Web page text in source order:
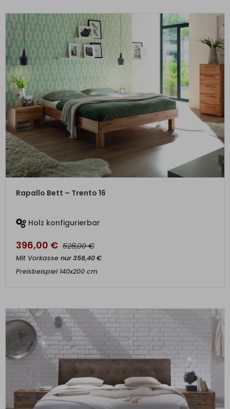
Rapallo Bett – Trento 16
Holz konfigurierbar
396,00 € 528,00€
Mit Vorkasse nur356,40€
Preisbeispiel 140x200 cm